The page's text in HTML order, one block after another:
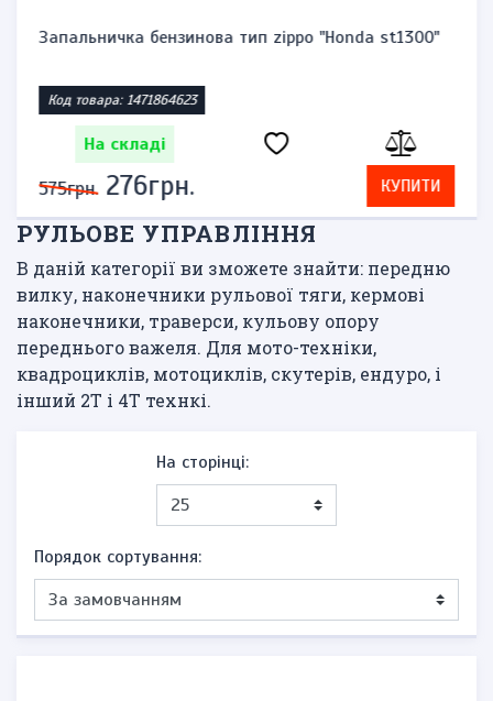
Запальничка бензинова тип zippo "Honda st1300"
Код товара: 1471864623
На складі
575грн. 276грн. КУПИТИ
РУЛЬОВЕ УПРАВЛІННЯ
В даній категорії ви зможете знайти: передню
вилку, наконечники рульової тяги, кермові
наконечники, траверси, кульову опору
переднього важеля. Для мото-техніки,
квадроциклів, мотоциклів, скутерів, ендуро, і
інший 2Т і 4Т технкі.
На сторінці:
Порядок сортування: